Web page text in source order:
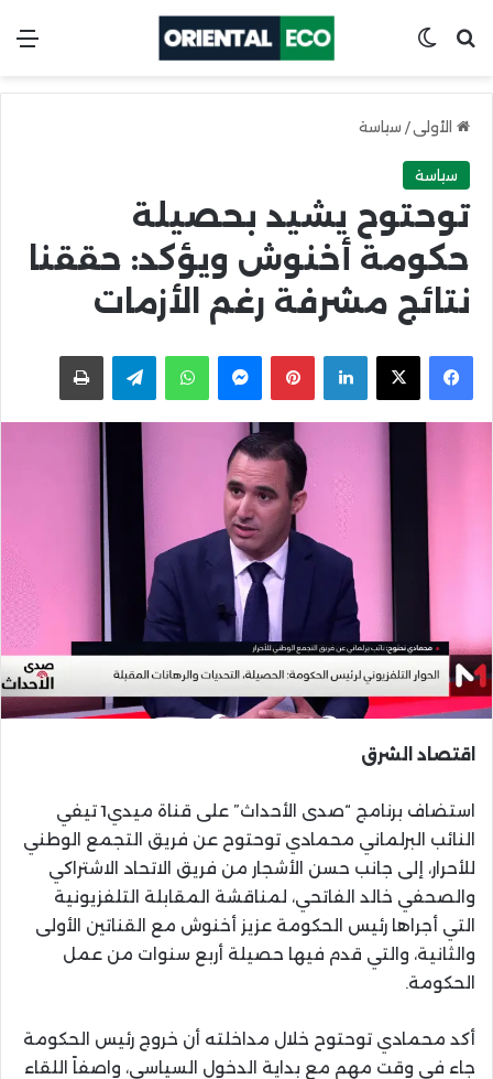
ابحث عنSwitch skin
الأولى / سياسة
سياسة
توحتوح يشيد بحصيلة
حكومة أخنوش ويؤكد: حققنا
نتائج مشرفة رغم الأزمات
Facebook
X
LinkedIn
Pinterest
Messenger
WhatsApp
Telegramاطبعها
اقتصاد الشرق
استضاف برنامج “صدى الأحداث” على قناة ميدي1 تيفي
النائب البرلماني محمادي توحتوح عن فريق التجمع الوطني
للأحرار، إلى جانب حسن الأشجار من فريق الاتحاد الاشتراكي
والصحفي خالد الفاتحي، لمناقشة المقابلة التلفزيونية
التي أجراها رئيس الحكومة عزيز أخنوش مع القناتين الأولى
والثانية، والتي قدم فيها حصيلة أربع سنوات من عمل
الحكومة.
أكد محمادي توحتوح خلال مداخلته أن خروج رئيس الحكومة
جاء في وقت مهم مع بداية الدخول السياسي، واصفاً اللقاء